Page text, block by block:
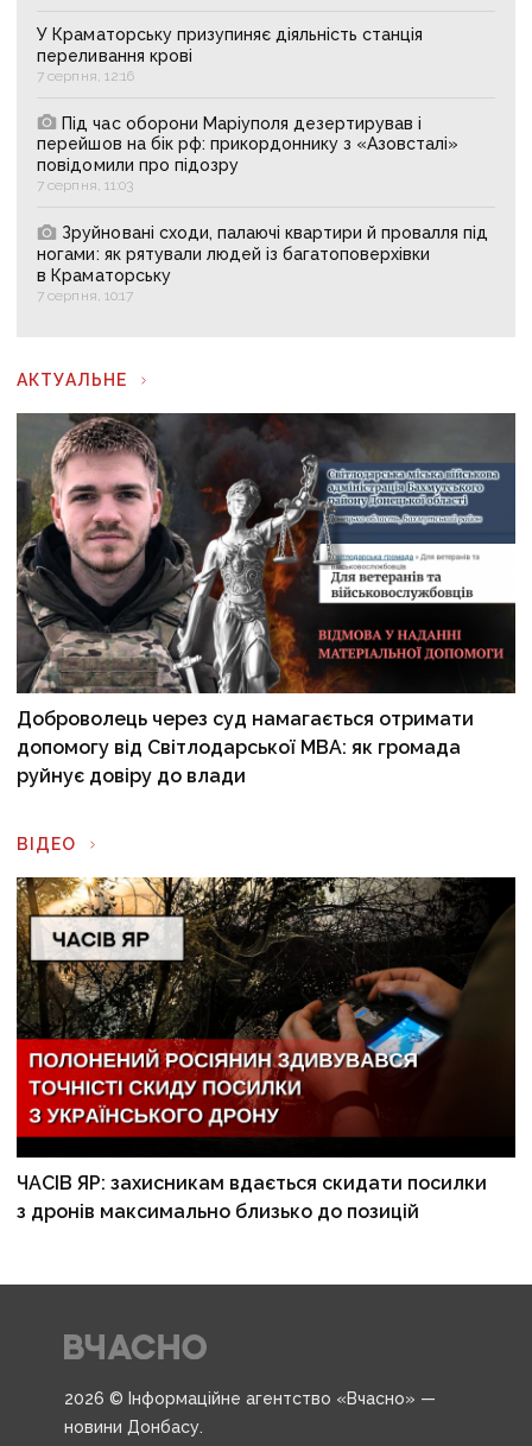
У Краматорську призупиняє діяльність станція
переливання крові
7 серпня, 12:16
Під час оборони Маріуполя дезертирував і
перейшов на бік рф: прикордоннику з «Азовсталі»
повідомили про підозру
7 серпня, 11:03
Зруйновані сходи, палаючі квартири й провалля під
ногами: як рятували людей із багатоповерхівки
в Краматорську
7 серпня, 10:17
АКТУАЛЬНЕ
Доброволець через суд намагається отримати
допомогу від Світлодарської МВА: як громада
руйнує довіру до влади
ВІДЕО
ЧАСІВ ЯР: захисникам вдається скидати посилки
з дронів максимально близько до позицій
2026 © Інформаційне агентство «Вчасно» —
новини Донбасу.